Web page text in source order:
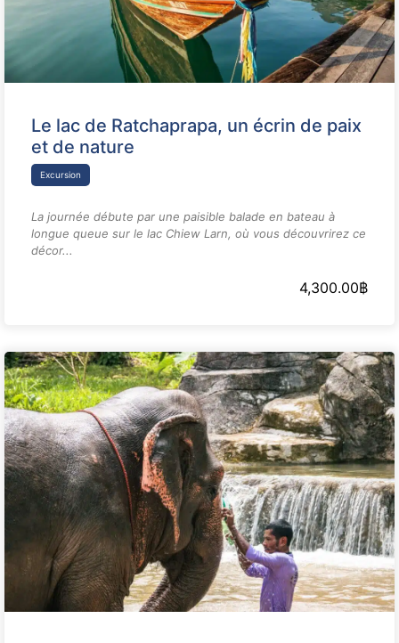
Le lac de Ratchaprapa, un écrin de paix
et de nature
Excursion
La journée débute par une paisible balade en bateau à
longue queue sur le lac Chiew Larn, où vous découvrirez ce
décor...
4,300.00฿